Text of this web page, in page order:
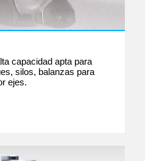
capacidad apta para
silos, balanzas para
ejes.